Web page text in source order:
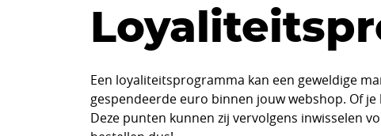
Een loyaliteitsprogramma kan een geweldige
gespendeerde euro binnen jouw webshop. Of
Deze punten kunnen zij vervolgens inwisselen